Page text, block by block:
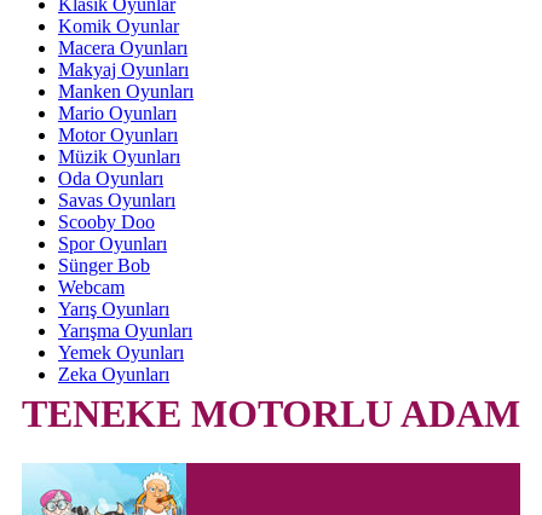
Klasik Oyunlar
Komik Oyunlar
Macera Oyunları
Makyaj Oyunları
Manken Oyunları
Mario Oyunları
Motor Oyunları
Müzik Oyunları
Oda Oyunları
Savas Oyunları
Scooby Doo
Spor Oyunları
Sünger Bob
Webcam
Yarış Oyunları
Yarışma Oyunları
Yemek Oyunları
Zeka Oyunları
TENEKE MOTORLU ADAM